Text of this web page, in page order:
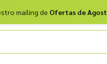
mailing de Ofertas de